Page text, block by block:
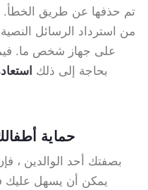
تم حذفها عن طريق الخطأ.
من استرداد الرسائل
على جهاز شخص ما.
بحاجة إلى ذلك
حماية
بصفتك أحد الوالدين ،
يمكن أن يسهل عليك